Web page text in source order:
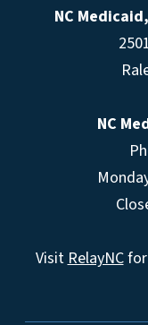
NC
NC
Visit RelayNCfor